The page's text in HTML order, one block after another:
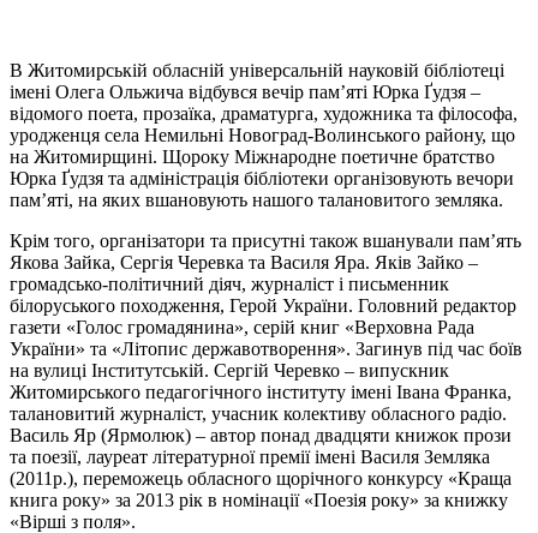
В Житомирській обласній універсальній науковій бібліотеці
імені Олега Ольжича відбувся вечір пам’яті Юрка Ґудзя –
відомого поета, прозаїка, драматурга, художника та філософа,
уродженця села Немильні Новоград-Волинського району, що
на Житомирщині. Щороку Міжнародне поетичне братство
Юрка Ґудзя та адміністрація бібліотеки організовують вечори
пам’яті, на яких вшановують нашого талановитого земляка.
Крім того, організатори та присутні також вшанували пам’ять
Якова Зайка, Сергія Черевка та Василя Яра. Яків Зайко –
громадсько-політичний діяч, журналіст і письменник
білоруського походження, Герой України. Головний редактор
газети «Голос громадянина», серій книг «Верховна Рада
України» та «Літопис державотворення». Загинув під час боїв
на вулиці Інститутській. Сергій Черевко – випускник
Житомирського педагогічного інституту імені Івана Франка,
талановитий журналіст, учасник колективу обласного радіо.
Василь Яр (Ярмолюк) – автор понад двадцяти книжок прози
та поезії, лауреат літературної премії імені Василя Земляка
(2011р.), переможець обласного щорічного конкурсу «Краща
книга року» за 2013 рік в номінації «Поезія року» за книжку
«Вірші з поля».